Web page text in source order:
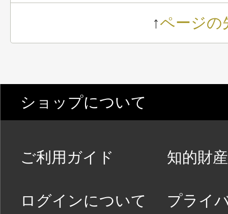
↑ページの
ショップについて
ご利用ガイド
ログインについて
知的財産
プライ